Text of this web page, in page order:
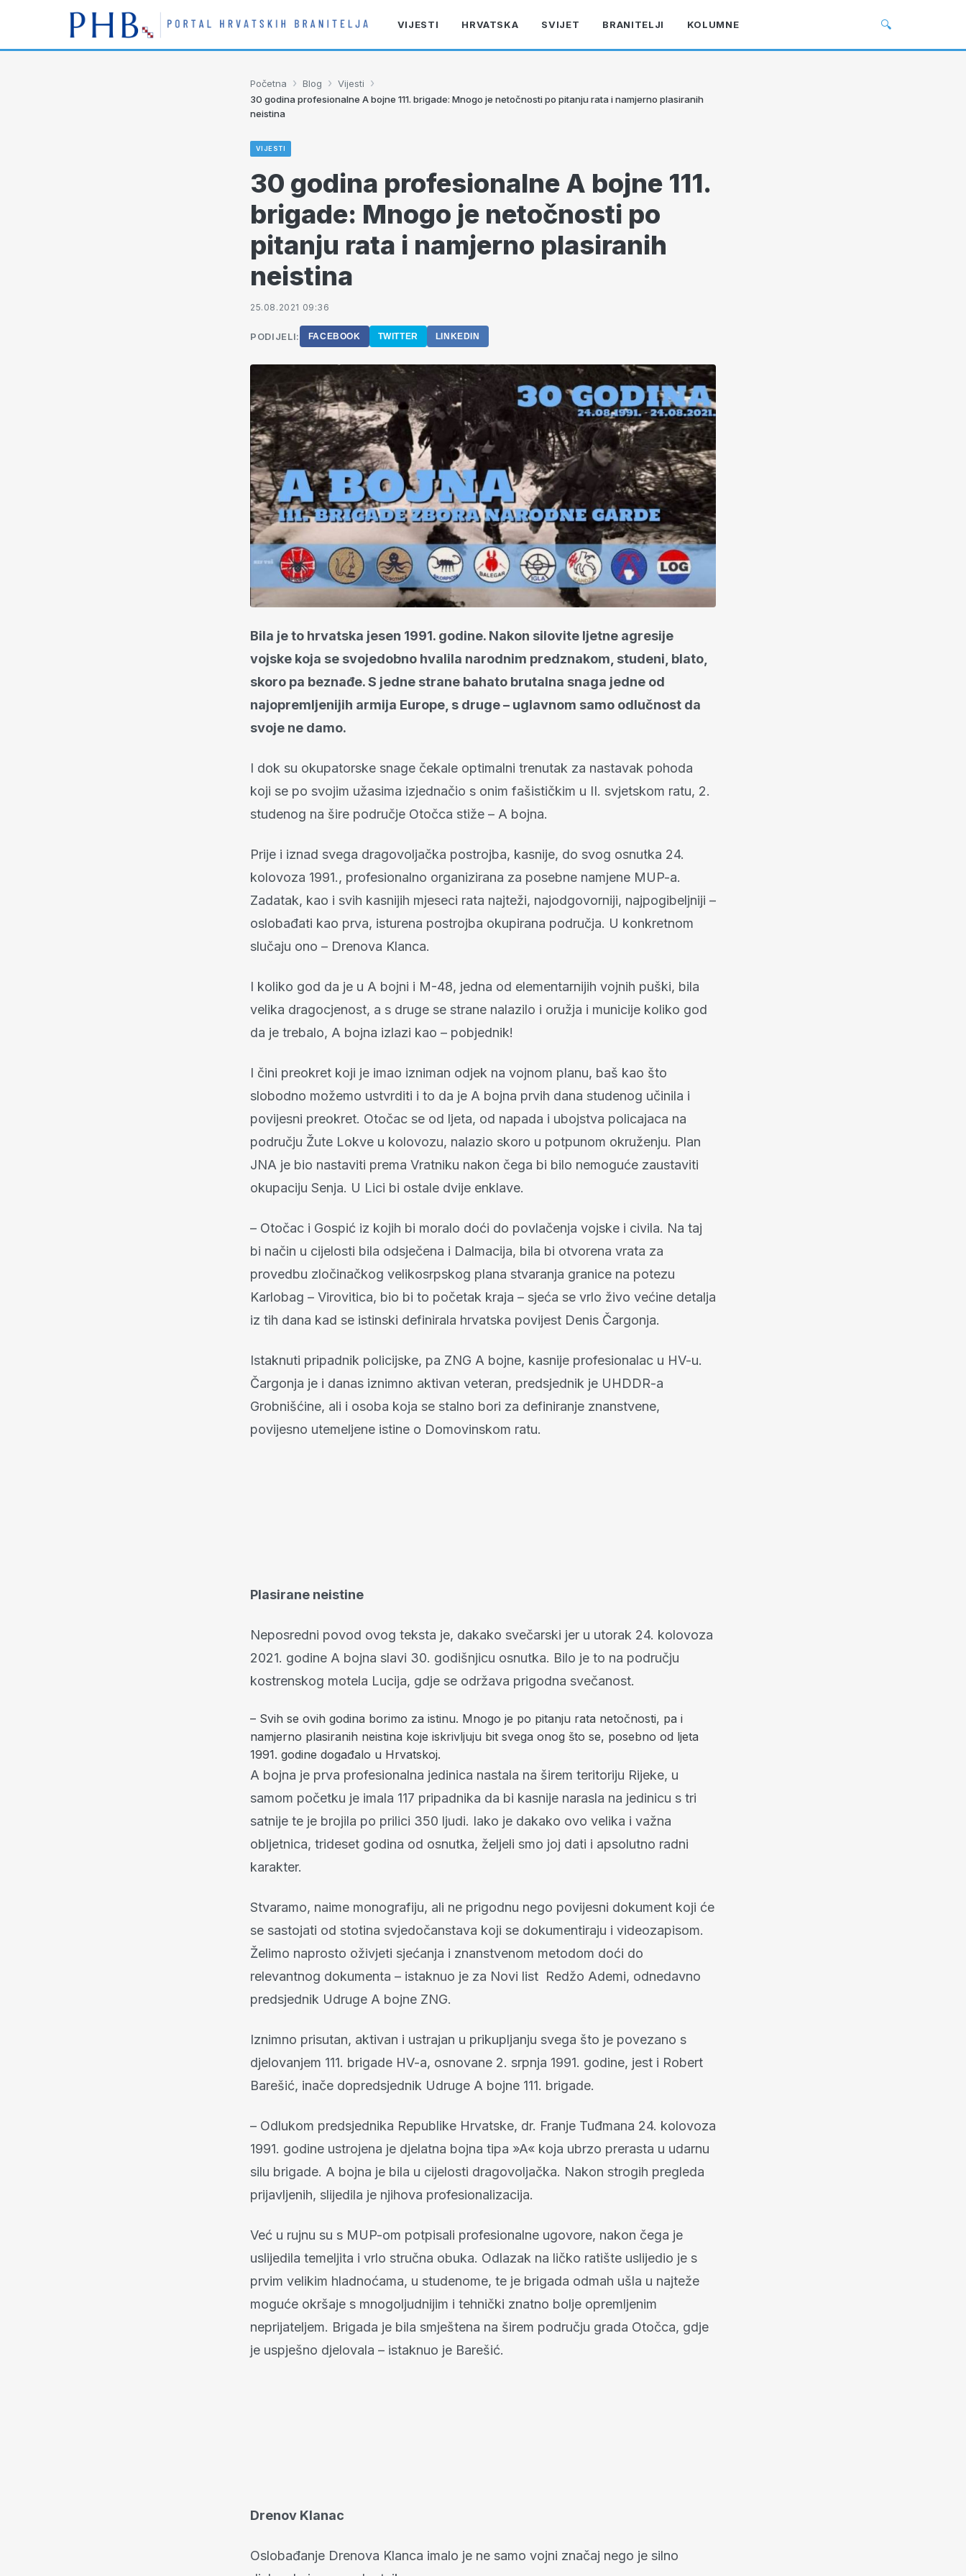
VIJESTI HRVATSKA SVIJET BRANITELJI KOLUMNE 🔍
Početna › Blog › Vijesti ›
30 godina profesionalne A bojne 111. brigade: Mnogo je netočnosti po pitanju rata i namjerno plasiranih
neistina
VIJESTI
30 godina profesionalne A bojne 111.
brigade: Mnogo je netočnosti po
pitanju rata i namjerno plasiranih
neistina
25.08.2021 09:36
PODIJELI: FACEBOOK TWITTER LINKEDIN
Bila je to hrvatska jesen 1991. godine. Nakon silovite ljetne agresije
vojske koja se svojedobno hvalila narodnim predznakom, studeni, blato,
skoro pa beznađe. S jedne strane bahato brutalna snaga jedne od
najopremljenijih armija Europe, s druge – uglavnom samo odlučnost da
svoje ne damo.
I dok su okupatorske snage čekale optimalni trenutak za nastavak pohoda
koji se po svojim užasima izjednačio s onim fašističkim u II. svjetskom ratu, 2.
studenog na šire područje Otočca stiže – A bojna.
Prije i iznad svega dragovoljačka postrojba, kasnije, do svog osnutka 24.
kolovoza 1991., profesionalno organizirana za posebne namjene MUP-a.
Zadatak, kao i svih kasnijih mjeseci rata najteži, najodgovorniji, najpogibeljniji –
oslobađati kao prva, isturena postrojba okupirana područja. U konkretnom
slučaju ono – Drenova Klanca.
I koliko god da je u A bojni i M-48, jedna od elementarnijih vojnih puški, bila
velika dragocjenost, a s druge se strane nalazilo i oružja i municije koliko god
da je trebalo, A bojna izlazi kao – pobjednik!
I čini preokret koji je imao izniman odjek na vojnom planu, baš kao što
slobodno možemo ustvrditi i to da je A bojna prvih dana studenog učinila i
povijesni preokret. Otočac se od ljeta, od napada i ubojstva policajaca na
području Žute Lokve u kolovozu, nalazio skoro u potpunom okruženju. Plan
JNA je bio nastaviti prema Vratniku nakon čega bi bilo nemoguće zaustaviti
okupaciju Senja. U Lici bi ostale dvije enklave.
– Otočac i Gospić iz kojih bi moralo doći do povlačenja vojske i civila. Na taj
bi način u cijelosti bila odsječena i Dalmacija, bila bi otvorena vrata za
provedbu zločinačkog velikosrpskog plana stvaranja granice na potezu
Karlobag – Virovitica, bio bi to početak kraja – sjeća se vrlo živo većine detalja
iz tih dana kad se istinski definirala hrvatska povijest Denis Čargonja.
Istaknuti pripadnik policijske, pa ZNG A bojne, kasnije profesionalac u HV-u.
Čargonja je i danas iznimno aktivan veteran, predsjednik je UHDDR-a
Grobnišćine, ali i osoba koja se stalno bori za definiranje znanstvene,
povijesno utemeljene istine o Domovinskom ratu.
Plasirane neistine
Neposredni povod ovog teksta je, dakako svečarski jer u utorak 24. kolovoza
2021. godine A bojna slavi 30. godišnjicu osnutka. Bilo je to na području
kostrenskog motela Lucija, gdje se održava prigodna svečanost.
– Svih se ovih godina borimo za istinu. Mnogo je po pitanju rata netočnosti, pa i
namjerno plasiranih neistina koje iskrivljuju bit svega onog što se, posebno od ljeta
1991. godine događalo u Hrvatskoj.
A bojna je prva profesionalna jedinica nastala na širem teritoriju Rijeke, u
samom početku je imala 117 pripadnika da bi kasnije narasla na jedinicu s tri
satnije te je brojila po prilici 350 ljudi. Iako je dakako ovo velika i važna
obljetnica, trideset godina od osnutka, željeli smo joj dati i apsolutno radni
karakter.
Stvaramo, naime monografiju, ali ne prigodnu nego povijesni dokument koji će
se sastojati od stotina svjedočanstava koji se dokumentiraju i videozapisom.
Želimo naprosto oživjeti sjećanja i znanstvenom metodom doći do
relevantnog dokumenta – istaknuo je za Novi list Redžo Ademi, odnedavno
predsjednik Udruge A bojne ZNG.
Iznimno prisutan, aktivan i ustrajan u prikupljanju svega što je povezano s
djelovanjem 111. brigade HV-a, osnovane 2. srpnja 1991. godine, jest i Robert
Barešić, inače dopredsjednik Udruge A bojne 111. brigade.
– Odlukom predsjednika Republike Hrvatske, dr. Franje Tuđmana 24. kolovoza
1991. godine ustrojena je djelatna bojna tipa »A« koja ubrzo prerasta u udarnu
silu brigade. A bojna je bila u cijelosti dragovoljačka. Nakon strogih pregleda
prijavljenih, slijedila je njihova profesionalizacija.
Već u rujnu su s MUP-om potpisali profesionalne ugovore, nakon čega je
uslijedila temeljita i vrlo stručna obuka. Odlazak na ličko ratište uslijedio je s
prvim velikim hladnoćama, u studenome, te je brigada odmah ušla u najteže
moguće okršaje s mnogoljudnijim i tehnički znatno bolje opremljenim
neprijateljem. Brigada je bila smještena na širem području grada Otočca, gdje
je uspješno djelovala – istaknuo je Barešić.
Drenov Klanac
Oslobađanje Drenova Klanca imalo je ne samo vojni značaj nego je silno